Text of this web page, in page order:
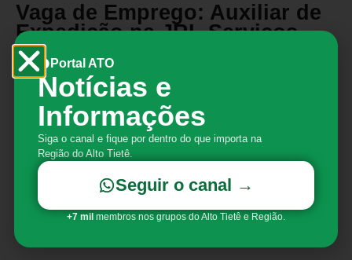
Vaga de Emprego: Auxiliar de
Expedição na JRL Serviços
Temporário
Descrição da Vaga:
O profissional será responsável por auxiliar
no carregamento das caixas, conferir a
quantidade e repassar para o setor de
faturamento, paletizar as caixas e auxiliar no
Requisitos:
Portal ATO
Notícias e
Informações
Siga o canal e fique por dentro do que importa na
Região do Alto Tietê.
Seguir o canal →
+7 mil membros nos grupos do Alto Tietê e Região.